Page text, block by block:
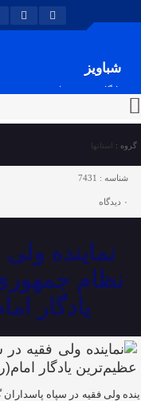
شباویز
پایگاه خبری شباویز
گروه : استانها
شناسه : 7431
۰ دیدگاه
نماینده
نظام
یادگار
ولی فقیه در سپاه